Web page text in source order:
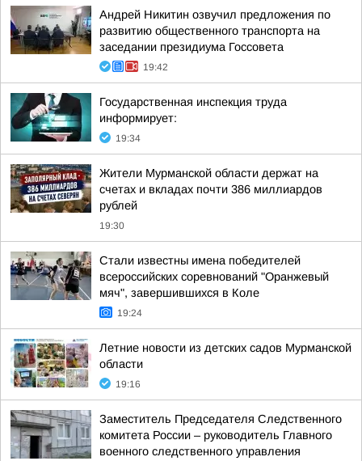
Андрей Никитин озвучил предложения по
развитию общественного транспорта на
заседании президиума Госсовета
19:42
Государственная инспекция труда
информирует:
19:34
Жители Мурманской области держат на
счетах и вкладах почти 386 миллиардов
рублей
19:30
Стали известны имена победителей
всероссийских соревнований "Оранжевый
мяч", завершившихся в Коле
19:24
Летние новости из детских садов Мурманской
области
19:16
Заместитель Председателя Следственного
комитета России – руководитель Главного
военного следственного управления